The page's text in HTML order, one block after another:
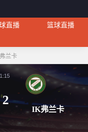
直播
篮球直播
兰卡
06-04 01:15